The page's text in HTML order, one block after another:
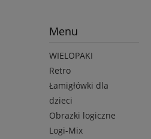
Menu
WIELOPAKI
Retro
Łamigłówki dla
dzieci
Obrazki logiczne
Logi-Mix